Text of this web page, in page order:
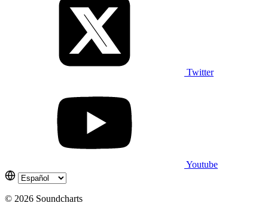
Twitter
Youtube
© 2026 Soundcharts